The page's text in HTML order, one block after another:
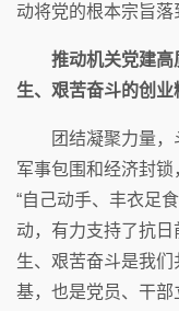
动将党的根本宗旨落
推动机关党建高
生、艰苦奋斗的创
团结凝聚力量
军事包围和经济封
“自己动手、丰衣足
动，有力支持了抗
生、艰苦奋斗是我
基，也是党员、干